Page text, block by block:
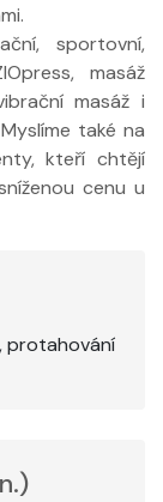
sportovní,
masáž
masáž i
také na
kteří chtějí
cenu u
protahování